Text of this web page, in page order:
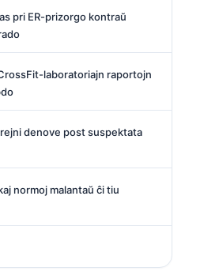
pri ER-prizorgo kontraŭ
laboratoriajn raportojn
denove post suspektata
normoj malantaŭ ĉi tiu